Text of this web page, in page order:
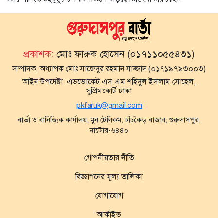
প্রকাশক: মোঃ ফারুক হোসেন (০১৭১১০৫৫৪৩১)
সম্পাদক:অধ্যাপক মোঃ সাজেদুর রহমান সাজ্জাদ (০১৭১৯৭৯৩০০৩)
আইন উপদেষ্টা: এডভোকেট এস এম শহিদুল ইসলাম সোহেল,
সুপ্রিমকোর্ট ঢাকা
pkfaruk@gmail.com
বার্তা ও বানিজ্যিক কার্যালয়, মুন টেলিকম, চাঁচকৈড় বাজার, গুরুদাসপুর,
নাটোর-৬৪৪০
গোপনীয়তার নীতি
বিজ্ঞাপনের মূল্য তালিকা
যোগাযোগ
আর্কাইভ